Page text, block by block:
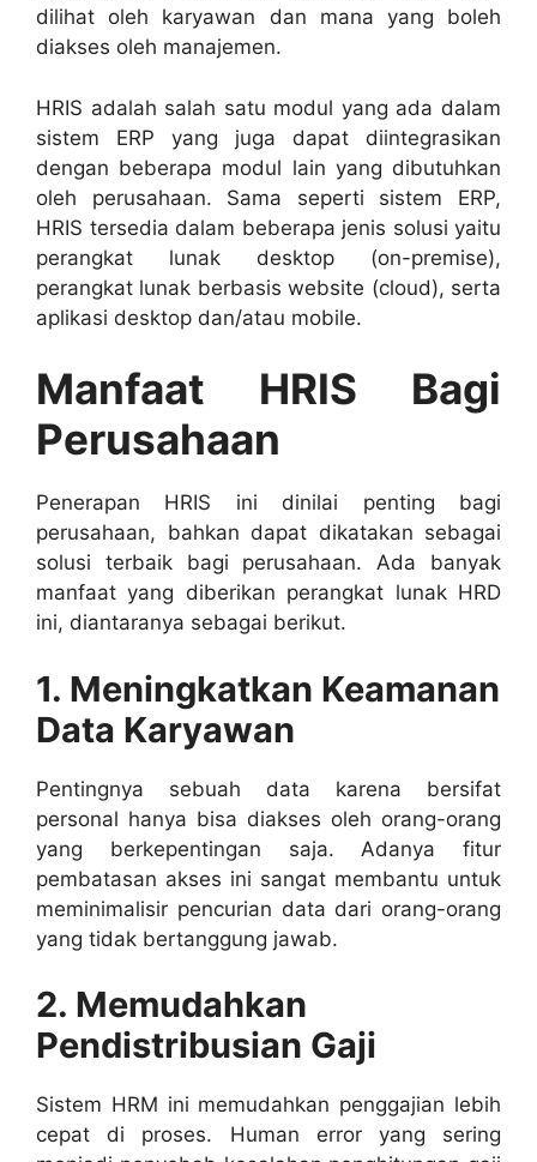
dilihat oleh karyawan dan mana yang boleh
diakses oleh manajemen.
HRIS adalah salah satu modul yang ada dalam
sistem ERP yang juga dapat diintegrasikan
dengan beberapa modul lain yang dibutuhkan
oleh perusahaan. Sama seperti sistem ERP,
HRIS tersedia dalam beberapa jenis solusi yaitu
perangkat lunak desktop (on-premise),
perangkat lunak berbasis website (cloud), serta
aplikasi desktop dan/atau mobile.
Manfaat HRIS Bagi
Perusahaan
Penerapan HRIS ini dinilai penting bagi
perusahaan, bahkan dapat dikatakan sebagai
solusi terbaik bagi perusahaan. Ada banyak
manfaat yang diberikan perangkat lunak HRD
ini, diantaranya sebagai berikut.
1. Meningkatkan Keamanan
Data Karyawan
Pentingnya sebuah data karena bersifat
personal hanya bisa diakses oleh orang-orang
yang berkepentingan saja. Adanya fitur
pembatasan akses ini sangat membantu untuk
meminimalisir pencurian data dari orang-orang
yang tidak bertanggung jawab.
2. Memudahkan
Pendistribusian Gaji
Sistem HRM ini memudahkan penggajian lebih
cepat di proses. Human error yang sering